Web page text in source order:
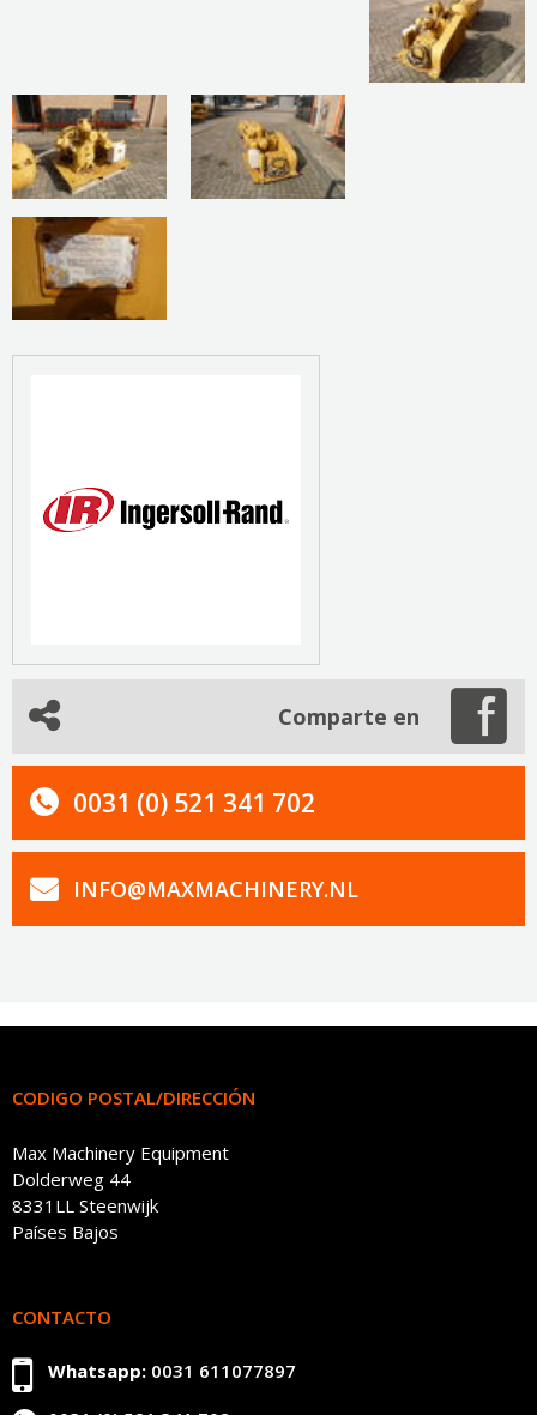
Comparte en
0031 (0) 521 341 702
INFO@MAXMACHINERY.NL
CODIGO POSTAL/DIRECCIÓN
Max Machinery Equipment
Dolderweg 44
8331LL Steenwijk
Países Bajos
CONTACTO
Whatsapp: 0031 611077897